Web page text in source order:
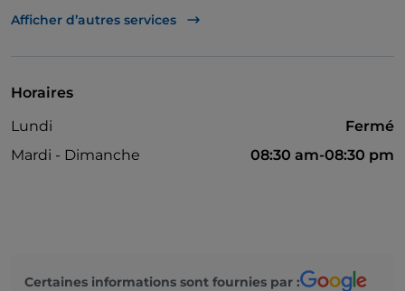
Google Pay
Afficher d’autres services
Horaires
Lundi
Fermé
Mardi - Dimanche
08:30 am-08:30 pm
Certaines informations sont fournies par :